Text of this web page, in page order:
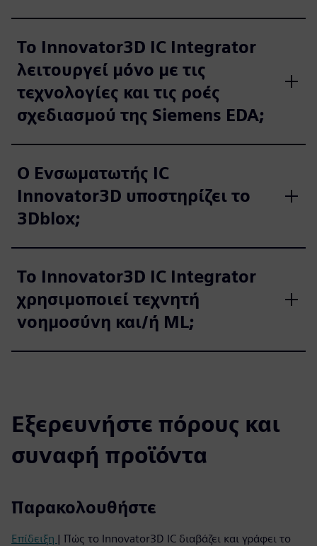
Το Innovator3D IC Integrator
λειτουργεί μόνο με τις
τεχνολογίες και τις ροές
σχεδιασμού της Siemens EDA;
Ο Ενσωματωτής IC
Innovator3D υποστηρίζει το
3Dblox;
Το Innovator3D IC Integrator
χρησιμοποιεί τεχνητή
νοημοσύνη και/ή ML;
Εξερευνήστε πόρους και
συναφή προϊόντα
Παρακολουθήστε
Επίδειξη | Πώς το Innovator3D IC διαβάζει και γράφει το